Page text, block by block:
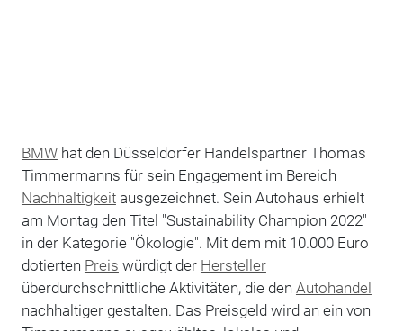
BMWhat den Düsseldorfer Handelspartner Thomas
Timmermanns für sein Engagement im Bereich
Nachhaltigkeitausgezeichnet. Sein Autohaus erhielt
am Montag den Titel "Sustainability Champion 2022"
in der Kategorie "Ökologie". Mit dem mit 10.000 Euro
dotierten Preis würdigt der Hersteller
überdurchschnittliche Aktivitäten, die den Autohandel
nachhaltiger gestalten. Das Preisgeld wird an ein von